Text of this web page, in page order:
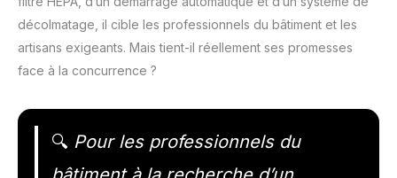
décolmatage, il cible les professionnels du bâtiment et les
artisans exigeants. Mais tient-il réellement ses promesses
face à la concurrence ?
🔍 Pour les professionnels du